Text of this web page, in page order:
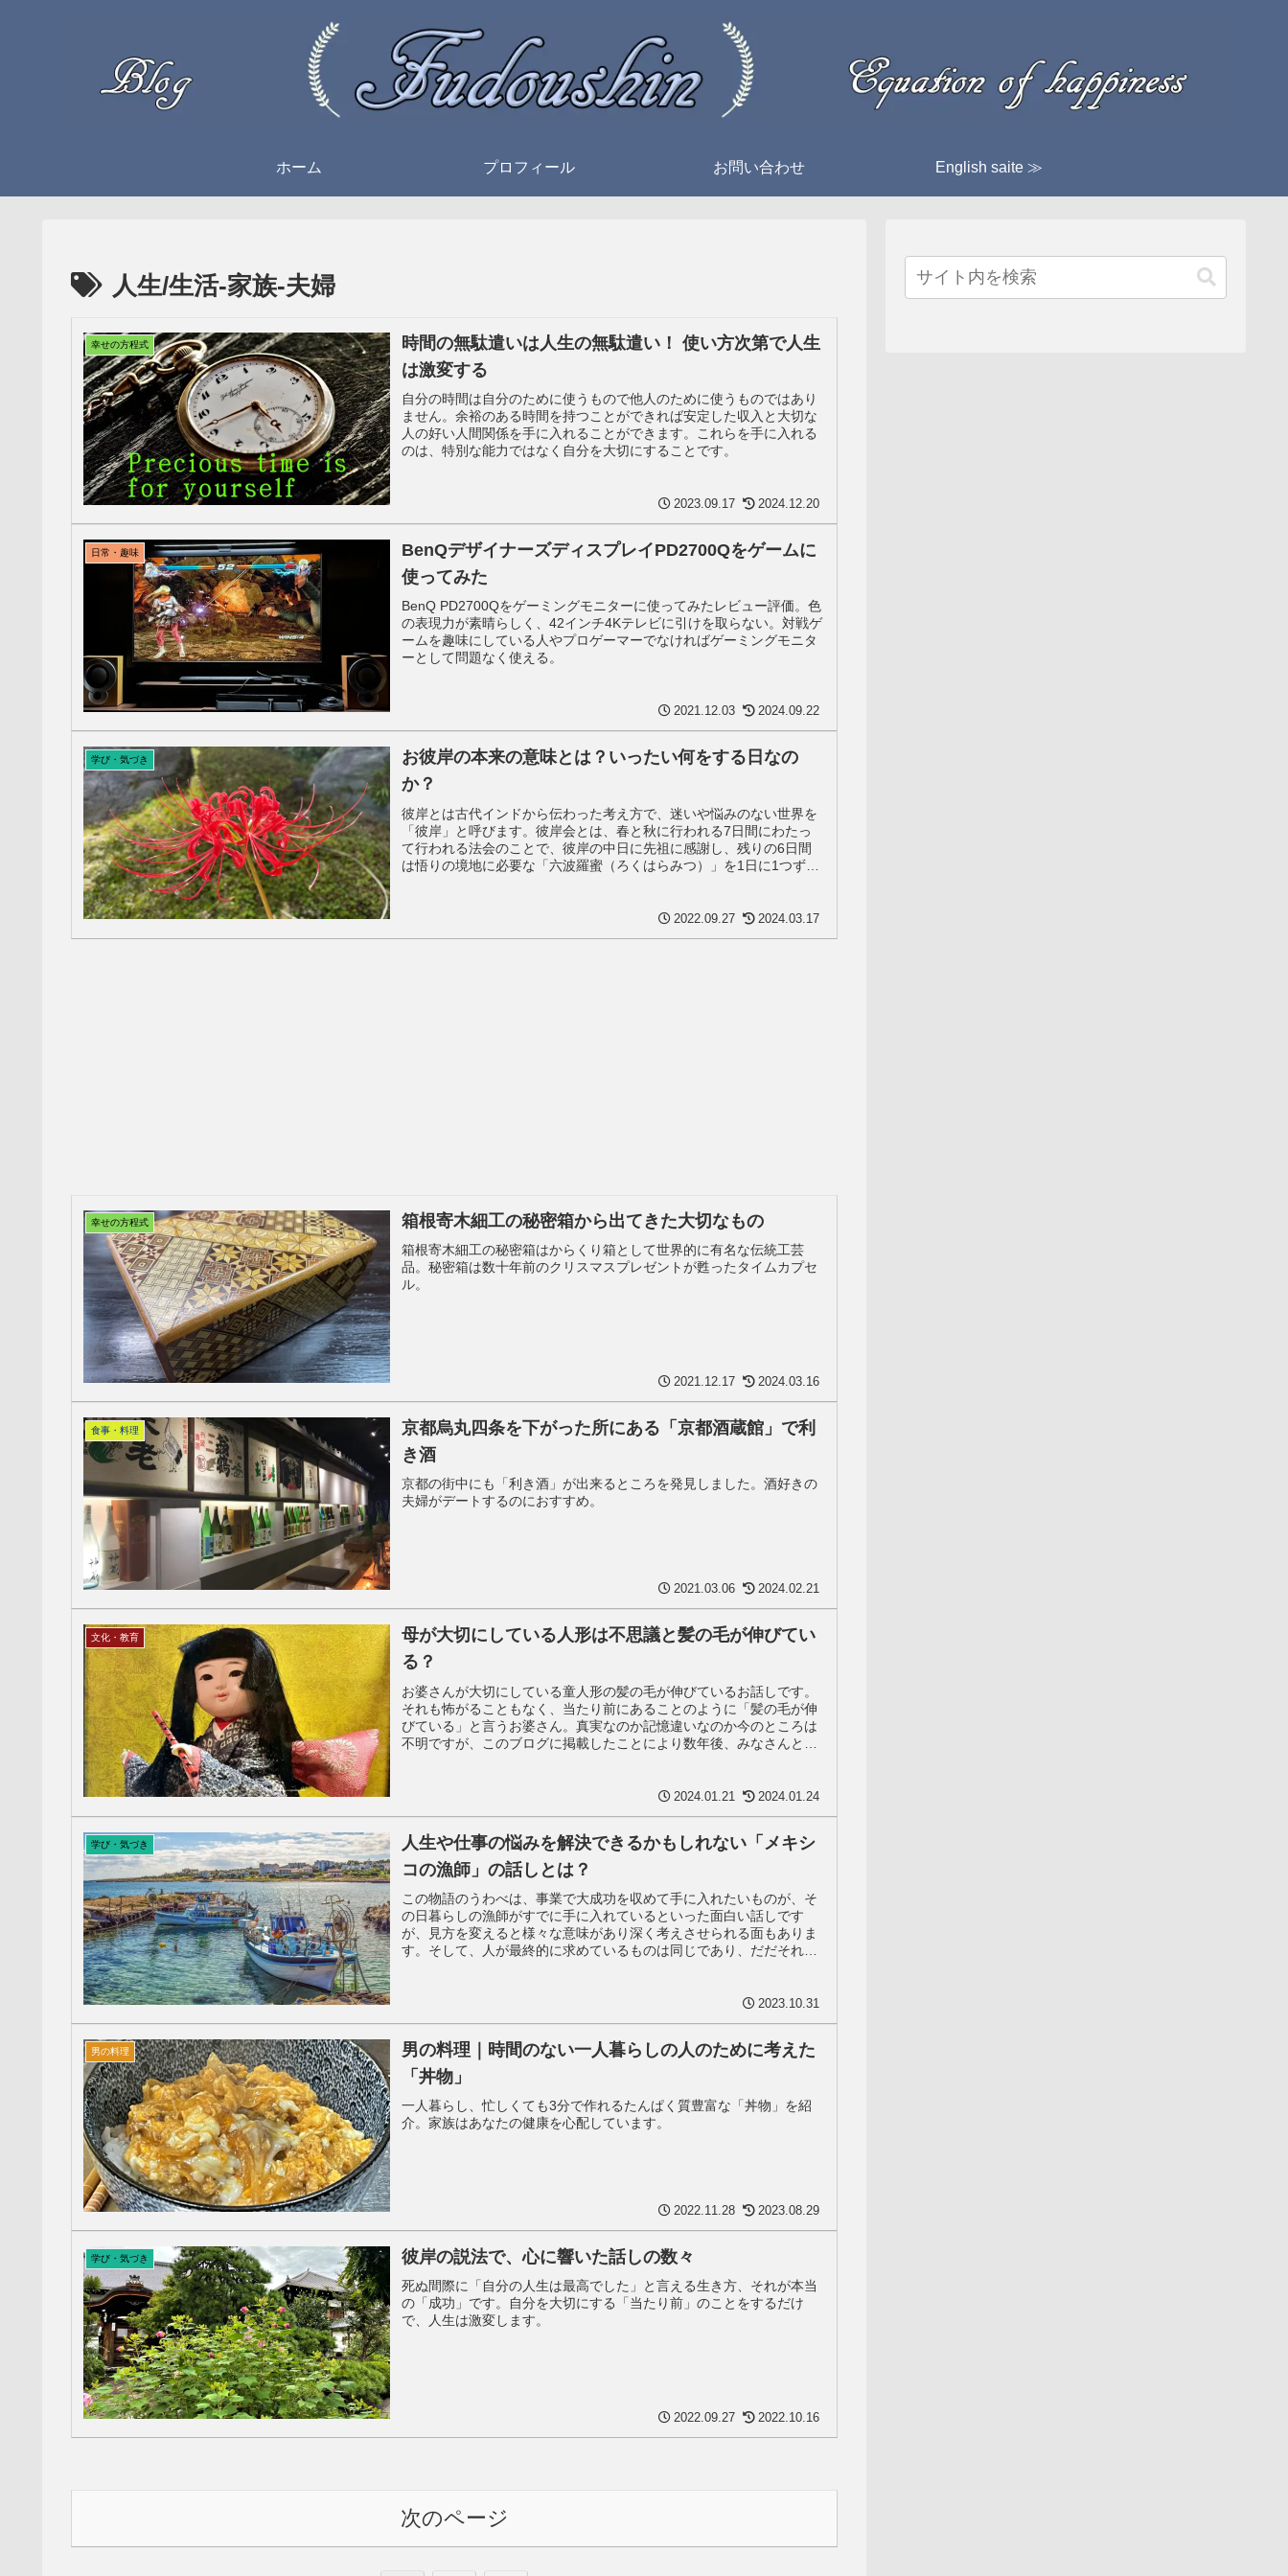
ホーム プロフィール お問い合わせ English saite ≫
人生/生活-家族-夫婦
幸せの方程式
時間の無駄遣いは人生の無駄遣い！ 使い方次第で人生
は激変する
自分の時間は自分のために使うもので他人のために使うものではあり
ません。余裕のある時間を持つことができれば安定した収入と大切な
人の好い人間関係を手に入れることができます。これらを手に入れる
のは、特別な能力ではなく自分を大切にすることです。
2023.09.17 2024.12.20
日常・趣味
BenQデザイナーズディスプレイPD2700Qをゲームに
使ってみた
BenQ PD2700Qをゲーミングモニターに使ってみたレビュー評価。色
の表現力が素晴らしく、42インチ4Kテレビに引けを取らない。対戦ゲ
ームを趣味にしている人やプロゲーマーでなければゲーミングモニタ
ーとして問題なく使える。
2021.12.03 2024.09.22
学び・気づき
お彼岸の本来の意味とは？いったい何をする日なの
か？
彼岸とは古代インドから伝わった考え方で、迷いや悩みのない世界を
「彼岸」と呼びます。彼岸会とは、春と秋に行われる7日間にわたっ
て行われる法会のことで、彼岸の中日に先祖に感謝し、残りの6日間
は悟りの境地に必要な「六波羅蜜（ろくはらみつ）」を1日に1つずつ
2022.09.27 2024.03.17
幸せの方程式 箱根寄木細工の秘密箱から出てきた大切なもの
箱根寄木細工の秘密箱はからくり箱として世界的に有名な伝統工芸
品。秘密箱は数十年前のクリスマスプレゼントが甦ったタイムカプセ
ル。
2021.12.17 2024.03.16
食事・料理
京都烏丸四条を下がった所にある「京都酒蔵館」で利
き酒
京都の街中にも「利き酒」が出来るところを発見しました。酒好きの
夫婦がデートするのにおすすめ。
2021.03.06 2024.02.21
文化・教育
母が大切にしている人形は不思議と髪の毛が伸びてい
る？
お婆さんが大切にしている童人形の髪の毛が伸びているお話しです。
それも怖がることもなく、当たり前にあることのように「髪の毛が伸
びている」と言うお婆さん。真実なのか記憶違いなのか今のところは
不明ですが、このブログに掲載したことにより数年後、みなさんとも
2024.01.21 2024.01.24
学び・気づき
人生や仕事の悩みを解決できるかもしれない「メキシ
コの漁師」の話しとは？
この物語のうわべは、事業で大成功を収めて手に入れたいものが、そ
の日暮らしの漁師がすでに手に入れているといった面白い話しです
が、見方を変えると様々な意味があり深く考えさせられる面もありま
す。そして、人が最終的に求めているものは同じであり、だだそれを
2023.10.31
男の料理
男の料理｜時間のない一人暮らしの人のために考えた
「丼物」
一人暮らし、忙しくても3分で作れるたんぱく質豊富な「丼物」を紹
介。家族はあなたの健康を心配しています。
2022.11.28 2023.08.29
学び・気づき 彼岸の説法で、心に響いた話しの数々
死ぬ間際に「自分の人生は最高でした」と言える生き方、それが本当
の「成功」です。自分を大切にする「当たり前」のことをするだけ
で、人生は激変します。
2022.09.27 2022.10.16
次のページ